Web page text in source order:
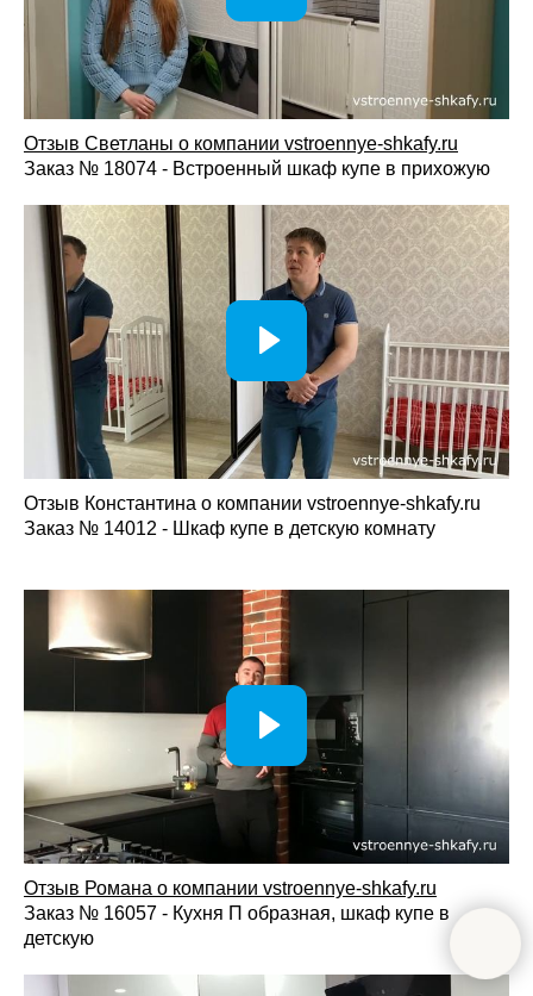
Отзыв Светланы о компании vstroennye-shkafy.ru
Заказ № 18074 - Встроенный шкаф купе в прихожую
Отзыв Константина о компании vstroennye-shkafy.ru
Заказ № 14012 - Шкаф купе в детскую комнату
Отзыв Романа о компании vstroennye-shkafy.ru
Заказ № 16057 - Кухня П образная, шкаф купе в
детскую